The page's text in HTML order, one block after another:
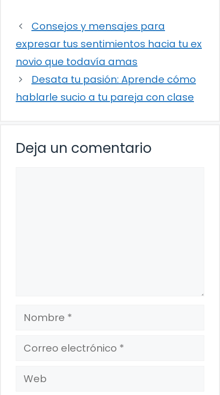
Consejos y mensajes para
expresar tus sentimientos hacia tu ex
novio que todavía amas
Desata tu pasión: Aprende cómo
hablarle sucio a tu pareja con clase
Deja un comentario
Nombre
Correo
electrónico
Web